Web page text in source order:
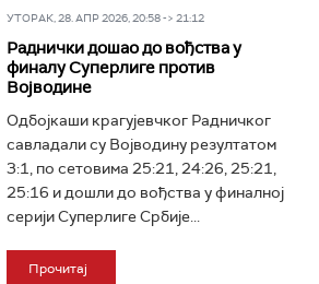
УТОРАК, 28. АПР 2026, 20:58 -> 21:12
Раднички дошао до вођства у
финалу Суперлиге против
Војводине
Одбојкаши крагујевчког Радничког
савладали су Војводину резултатом
3:1, по сетовима 25:21, 24:26, 25:21,
25:16 и дошли до вођства у финалној
серији Суперлиге Србије...
Прочитај